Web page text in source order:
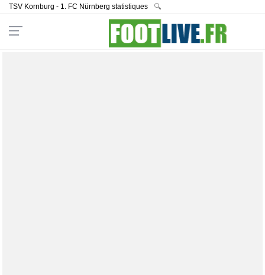
TSV Kornburg - 1. FC Nürnberg statistiques 🔍